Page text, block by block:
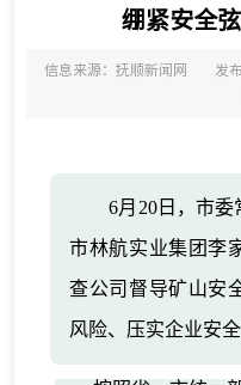
绷紧安全
信息来源：抚顺新闻网 发
6月20日，市委
市林航实业集团李
查公司督导矿山安
风险、压实企业安全